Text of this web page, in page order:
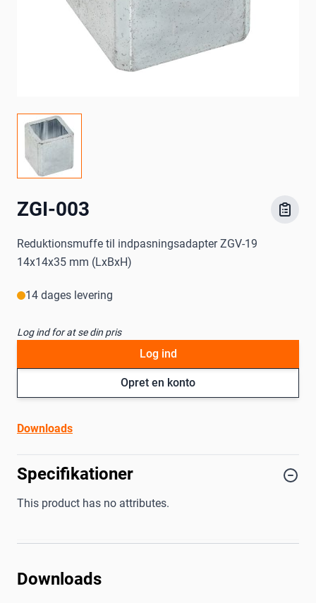
ZGI-003
Reduktionsmuffe til indpasningsadapter ZGV-19
14x14x35 mm (LxBxH)
14 dages levering
Log ind for at se din pris
Opret en konto
Log ind
Downloads
Specifikationer
This product has no attributes.
Downloads